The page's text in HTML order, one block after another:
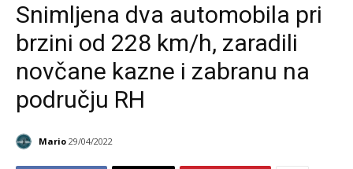
Snimljena dva automobila pri
brzini od 228 km/h, zaradili
novčane kazne i zabranu na
području RH
Mario 29/04/2022